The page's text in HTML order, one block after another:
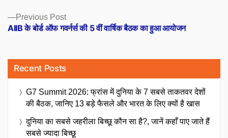
Previous PostPrevious
post:
AIIB के बोर्ड ऑफ गवर्नर्स की 5 वीं वार्षिक बैठक का हुआ आयोजन
Recent Posts
G7 Summit 2026: फ्रांस में दुनिया के 7 सबसे ताकतवर देशों
की बैठक, जानिए 13 बड़े फैसले और भारत के लिए क्यों है खास
दुनिया का सबसे जहरीला बिच्छू कौन सा है?, जानें कहाँ पाए जाते हैं
सबसे ज्यादा बिच्छू